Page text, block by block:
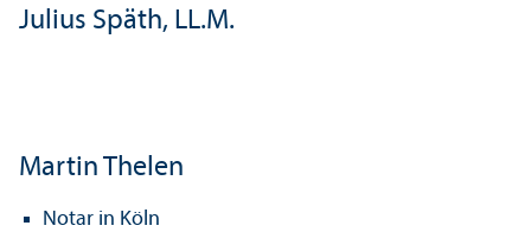
Julius Späth, LL.M.
Martin Thelen
Notar in Köln